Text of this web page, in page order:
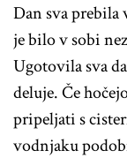
Dan sva prebila
je bilo v sobi
Ugotovila sva
deluje. Če
pripeljati s
vodnjaku